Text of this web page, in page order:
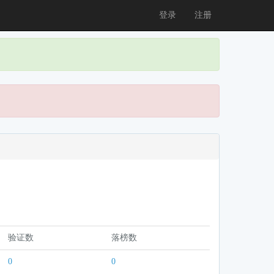
登录 注册
验证数 落榜数
0 0